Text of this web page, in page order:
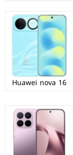
Huawei nova 16